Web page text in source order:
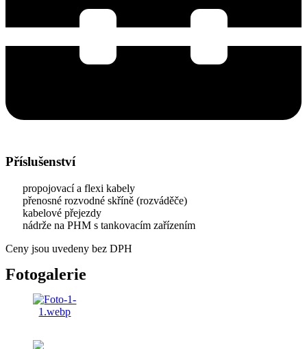
Příslušenství
propojovací a flexi kabely
přenosné rozvodné skříně (rozváděče)
kabelové přejezdy
nádrže na PHM s tankovacím zařízením
Ceny jsou uvedeny bez DPH
Fotogalerie